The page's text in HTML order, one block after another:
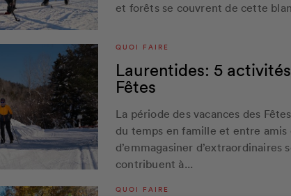
et forêts se couvrent de cette
QUOI FAIRE
Laurentides: 5
Fêtes
La période des vacances des
du temps en famille et entre amis
d’emmagasiner d’extraordinaires
contribuent à...
QUOI FAIRE